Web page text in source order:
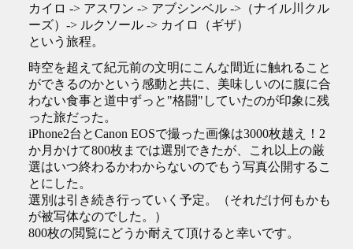
カイロ -> アスワン -> アブシンベル ->（ナイル川クル
ーズ）-> ルクソール -> カイロ（ギザ）
という旅程。
時空を超えて紀元前の文明にこんな間近に触れること
ができるのかという感動と共に、美味しいのに腹に合
わない食事と道中ずっと"格闘"していたのが印象に残
った旅だった。
iPhone2台とCanon EOSで撮った画像は3000枚越え！2
か月かけて800枚までは選別できたが、これ以上の厳
選はいつ終わるかわからないのでもう写真公開するこ
とにした。
選別は引き続き行っていく予定。（それだけ何もかも
が被写体なのでした。）
800枚の閲覧にどうか耐えて頂けると幸いです。